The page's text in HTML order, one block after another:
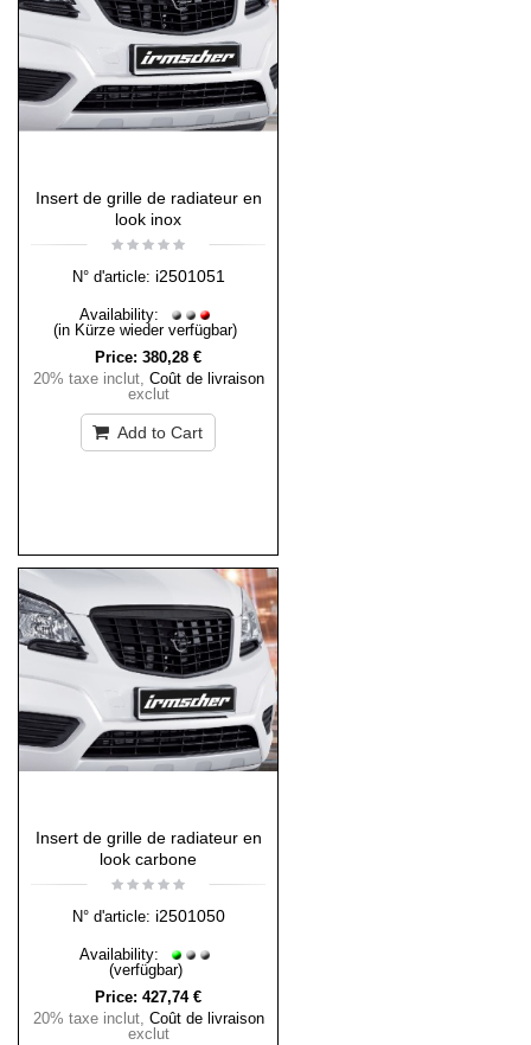
Insert de grille de radiateur en
look inox
N° d'article: i2501051
Availability:
(in Kürze wieder verfügbar)
Price: 380,28 €
20% taxe inclut, Coût de livraison
exclut
Add to Cart
Insert de grille de radiateur en
look carbone
N° d'article: i2501050
Availability:
(verfügbar)
Price: 427,74 €
20% taxe inclut, Coût de livraison
exclut